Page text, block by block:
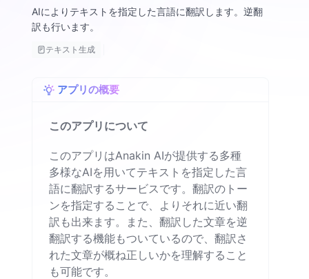
w
xl
AIによりテキストを指定した言語に翻訳します。逆翻
訳も行います。
テキスト生成
アプリの概要
このアプリについて
このアプリはAnakin AIが提供する多種
多様なAIを用いてテキストを指定した言
語に翻訳するサービスです。翻訳のトー
ンを指定することで、よりそれに近い翻
訳も出来ます。また、翻訳した文章を逆
翻訳する機能もついているので、翻訳さ
れた文章が概ね正しいかを理解すること
も可能です。